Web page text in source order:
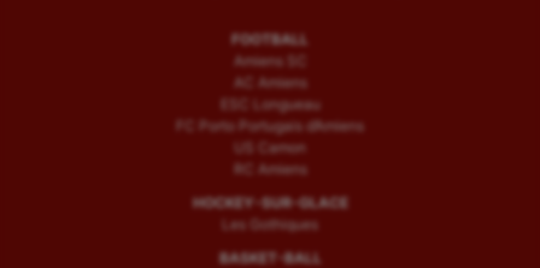
FOOTBALL
Amiens SC
AC Amiens
ESC Longueau
FC Porto Portugais d’Amiens
US Camon
RC Amiens
HOCKEY-SUR-GLACE
Les Gothiques
BASKET-BALL